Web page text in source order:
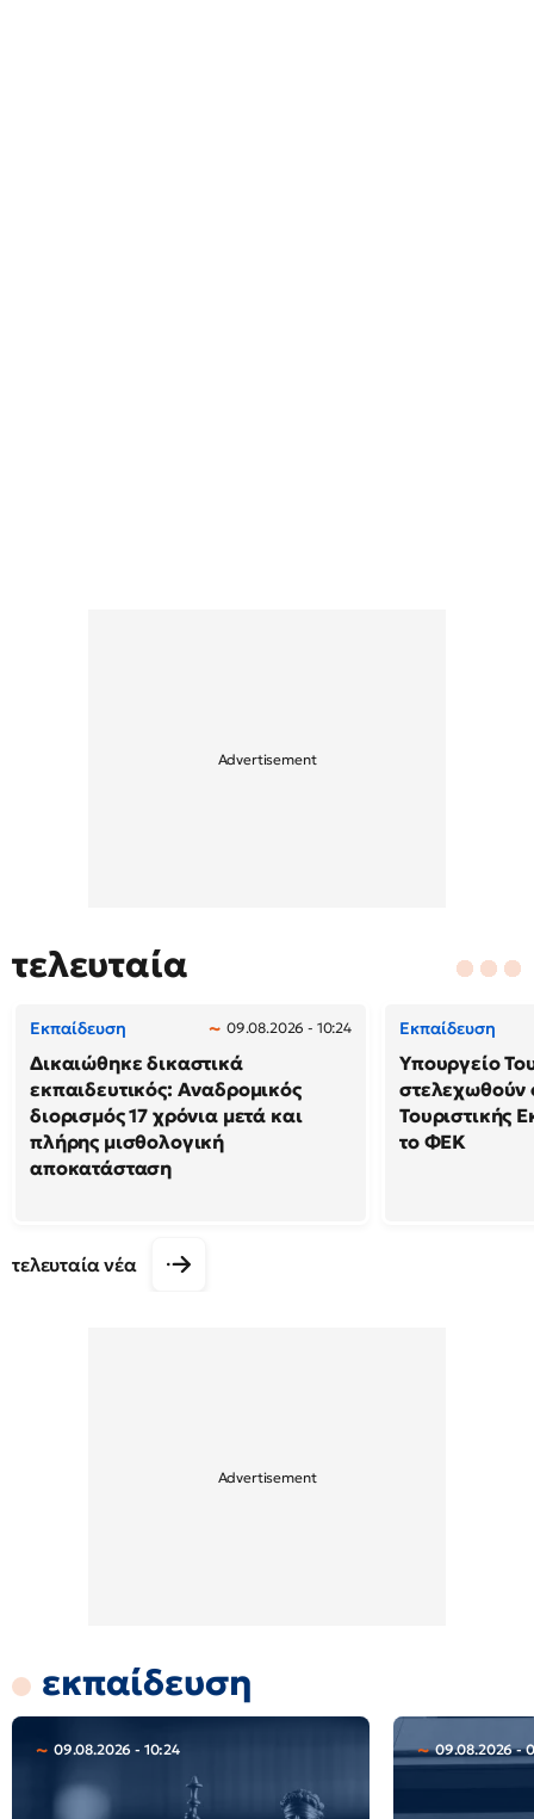
τελευταία
Εκπαίδευση 09.08.2026 - 10:24
Δικαιώθηκε δικαστικά
εκπαιδευτικός: Αναδρομικός
διορισμός 17 χρόνια μετά και
πλήρης μισθολογική
αποκατάσταση
Εκπαίδευση
Υπουργείο
στελεχωθούν
Τουριστικής
το ΦΕΚ
τελευταία νέα
εκπαίδευση
09.08.2026 - 10:24 09.08.2026 -